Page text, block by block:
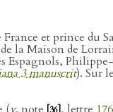
France et prince du
la Maison de
Espagnols,
3 manuscrit). Sur